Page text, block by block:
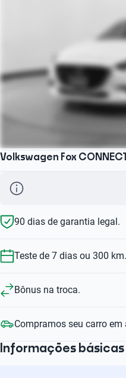
Volkswagen Fox
90 dias de garantia legal.
Teste de 7 dias ou 300 km.
Bônus na troca.
Compramos seu carro em
Informações básicas